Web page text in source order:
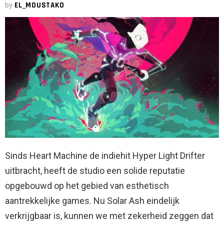
by EL_MOUSTAKO
Sinds Heart Machine de indiehit Hyper Light Drifter
uitbracht, heeft de studio een solide reputatie
opgebouwd op het gebied van esthetisch
aantrekkelijke games. Nu Solar Ash eindelijk
verkrijgbaar is, kunnen we met zekerheid zeggen dat